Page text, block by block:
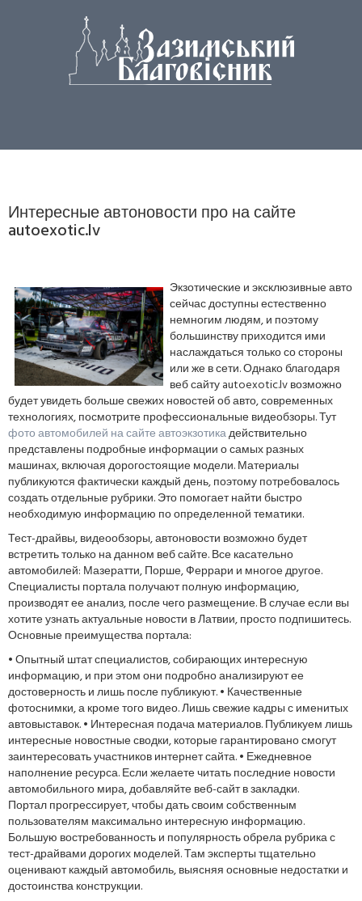
Интересные автоновости про на сайте
autoexotic.lv
Экзотические и эксклюзивные авто
сейчас доступны естественно
немногим людям, и поэтому
большинству приходится ими
наслаждаться только со стороны
или же в сети. Однако благодаря
веб сайту autoexotic.lv возможно
будет увидеть больше свежих новостей об авто, современных
технологиях, посмотрите профессиональные видеобзоры. Тут
фото автомобилей на сайте автоэкзотикадействительно
представлены подробные информации о самых разных
машинах, включая дорогостоящие модели. Материалы
публикуются фактически каждый день, поэтому потребовалось
создать отдельные рубрики. Это помогает найти быстро
необходимую информацию по определенной тематики.
Тест-драйвы, видеообзоры, автоновости возможно будет
встретить только на данном веб сайте. Все касательно
автомобилей: Мазератти, Порше, Феррари и многое другое.
Специалисты портала получают полную информацию,
производят ее анализ, после чего размещение. В случае если вы
хотите узнать актуальные новости в Латвии, просто подпишитесь.
Основные преимущества портала:
• Опытный штат специалистов, собирающих интересную
информацию, и при этом они подробно анализируют ее
достоверность и лишь после публикуют. • Качественные
фотоснимки, а кроме того видео. Лишь свежие кадры с именитых
автовыставок. • Интересная подача материалов. Публикуем лишь
интересные новостные сводки, которые гарантировано смогут
заинтересовать участников интернет сайта. • Ежедневное
наполнение ресурса. Если желаете читать последние новости
автомобильного мира, добавляйте веб-сайт в закладки.
Портал прогрессирует, чтобы дать своим собственным
пользователям максимально интересную информацию.
Большую востребованность и популярность обрела рубрика с
тест-драйвами дорогих моделей. Там эксперты тщательно
оценивают каждый автомобиль, выясняя основные недостатки и
достоинства конструкции.